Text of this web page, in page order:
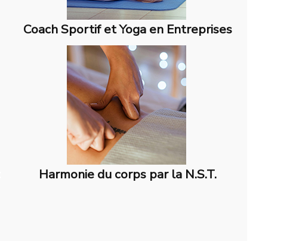
Coach Sportif et Yoga en Entreprises
Harmonie du corps par la N.S.T.